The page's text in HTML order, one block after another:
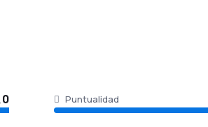
Puntualidad